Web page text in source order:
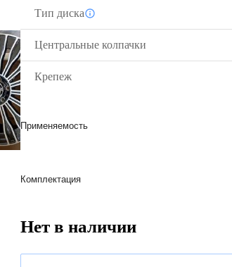
Тип диска
Центральные колпачки
Крепеж
Применяемость
Комплектация
Нет в наличии